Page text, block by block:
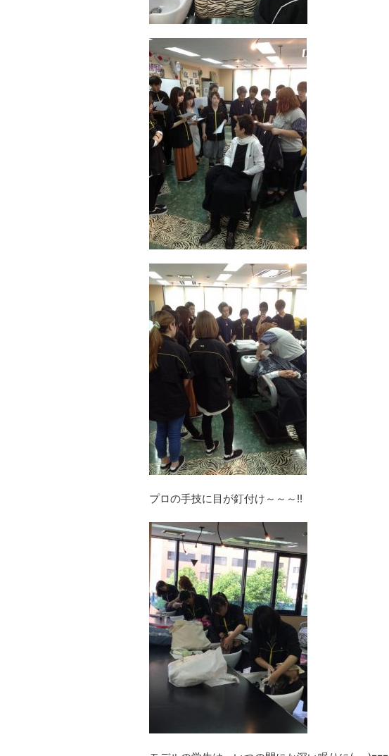
プロの手技に目が釘付け～～～!!